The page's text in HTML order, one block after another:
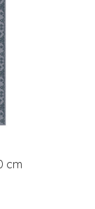
cm